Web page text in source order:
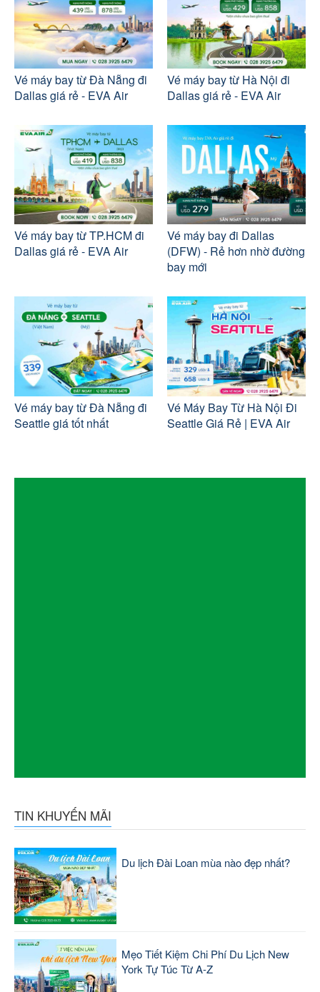
Vé máy bay từ Đà Nẵng đi
Dallas giá rẻ - EVA Air
Vé máy bay từ Hà Nội đi
Dallas giá rẻ - EVA Air
Vé máy bay từ TP.HCM đi
Dallas giá rẻ - EVA Air
Vé máy bay đi Dallas
(DFW) - Rẻ hơn nhờ đường
bay mới
Vé máy bay từ Đà Nẵng đi
Seattle giá tốt nhất
Vé Máy Bay Từ Hà Nội Đi
Seattle Giá Rẻ | EVA Air
TIN KHUYẾN MÃI
Du lịch Đài Loan mùa nào đẹp nhất?
Mẹo Tiết Kiệm Chi Phí Du Lịch New
York Tự Túc Từ A-Z